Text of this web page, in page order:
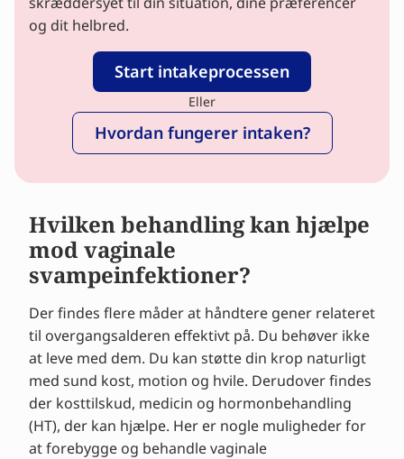
og dit helbred.
Start intakeprocessen
Eller
Hvordan fungerer intaken?
Hvilken behandling kan hjælpe
mod vaginale
svampeinfektioner?
Der findes flere måder at håndtere gener relateret
til overgangsalderen effektivt på. Du behøver ikke
at leve med dem. Du kan støtte din krop naturligt
med sund kost, motion og hvile. Derudover findes
der kosttilskud, medicin og hormonbehandling
(HT), der kan hjælpe. Her er nogle muligheder for
at forebygge og behandle vaginale